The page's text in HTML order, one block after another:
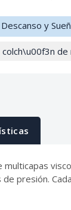
Descanso y
colch\u00f3n de
presión.